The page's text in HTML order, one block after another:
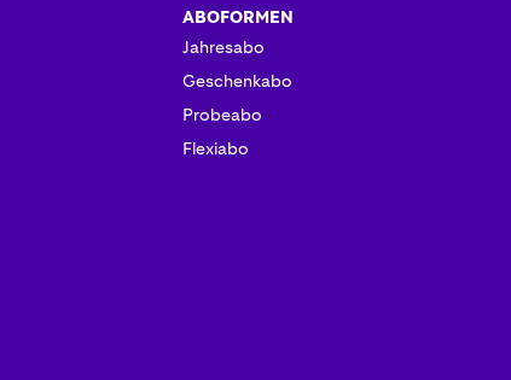
ABOFORMEN
Jahresabo
Geschenkabo
Probeabo
Flexiabo